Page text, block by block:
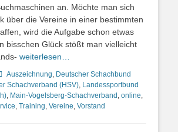
an. Möchte man sich
über die Vereine in einer bestimmten
wird die Aufgabe schon etwas
bisschen Glück stößt man vielleicht
weiterlesen…
Auszeichnung, Deutscher Schachbund
Schachverband (HSV), Landessportbund
, Main-Vogelsberg-Schachverband , online,
, Training, Vereine, Vorstand